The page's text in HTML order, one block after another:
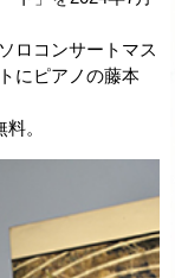
ロコンサートマス
にピアノの藤本
。